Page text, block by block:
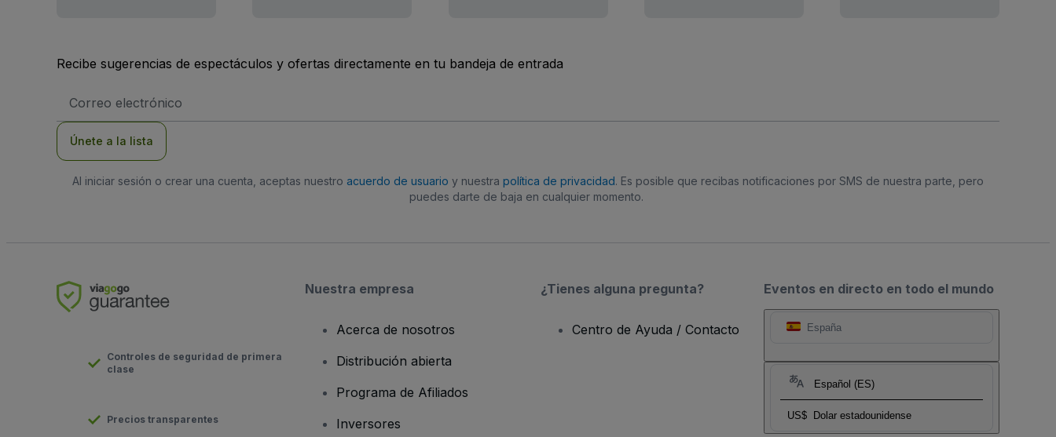
Recibe sugerencias de espectáculos y ofertas directamente en tu bandeja de entrada
de
Únete a la lista
Al iniciar sesión o crear una cuenta, aceptas nuestro acuerdo de usuario y nuestra política de privacidad. Es posible que recibas notificaciones por SMS de nuestra parte, pero
puedes darte de baja en cualquier momento.
Eventos en directo en todo el mundo
España
Español (ES)
US$ Dolar estadounidense
Controles de seguridad de primera
clase
Precios transparentes
Nuestra empresa
Acerca de nosotros
Distribución abierta
Programa de Afiliados
Inversores
¿Tienes alguna pregunta?
Centro de Ayuda / Contacto